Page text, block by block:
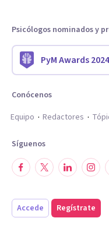
Psicólogos nominados y
PyM Awards 2024
Conócenos
Equipo
Redactores
Síguenos
Accede Regístrate